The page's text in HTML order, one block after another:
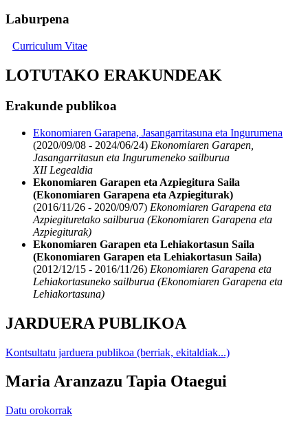
Laburpena
Curriculum Vitae
LOTUTAKO ERAKUNDEAK
Erakunde publikoa
Ekonomiaren Garapena, Jasangarritasuna eta Ingurumena
(2020/09/08 - 2024/06/24) Ekonomiaren Garapen,
Jasangarritasun eta Ingurumeneko sailburua
XII Legealdia
Ekonomiaren Garapen eta Azpiegitura Saila
(Ekonomiaren Garapena eta Azpiegiturak)
(2016/11/26 - 2020/09/07) Ekonomiaren Garapena eta
Azpiegituretako sailburua (Ekonomiaren Garapena eta
Azpiegiturak)
Ekonomiaren Garapen eta Lehiakortasun Saila
(Ekonomiaren Garapen eta Lehiakortasun Saila)
(2012/12/15 - 2016/11/26) Ekonomiaren Garapena eta
Lehiakortasuneko sailburua (Ekonomiaren Garapena eta
Lehiakortasuna)
JARDUERA PUBLIKOA
Kontsultatu jarduera publikoa (berriak, ekitaldiak...)
Maria Aranzazu Tapia Otaegui
Datu orokorrak